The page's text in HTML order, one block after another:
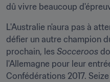
dû vivre beaucoup
L'Australie n'aura pas à
défier un autre champion
prochain, les Socceroos
l'Allemagne pour leur
Confédérations 2017.